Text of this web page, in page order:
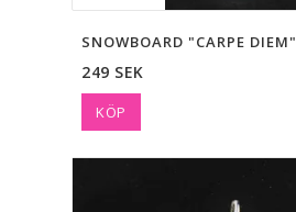
SNOWBOARD "CARPE DIEM"
249 SEK
KÖP